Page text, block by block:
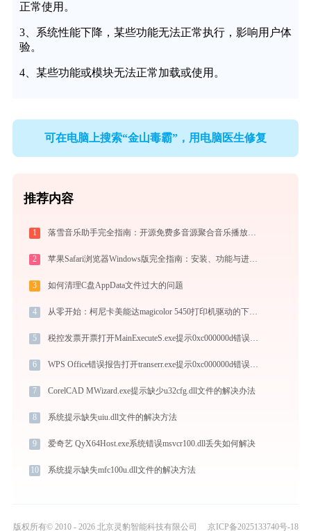
正常使用。
3、系统性能下降，某些功能无法正常执行，影响用户体
验。
4、某些功能或模块无法正常加载或使用。
可在电脑上搜索“金山毒霸”，用电脑医生修复
推荐内容
1 落雪音乐助手完全指南：开源免费多音源聚合音乐播放器的安装、配置与使用技巧（2026最新）
2 苹果Safari浏览器Windows版完全指南：安装、功能与进阶使用技巧全攻略（2026最新）
3 如何清理C盘AppData文件过大的问题
4 从零开始：柯尼卡美能达magicolor 5450打印机驱动的下载及安装流程
5 税控发票开票打开MainExecuteS.exe提示0xc000000d错误码怎么办
6 WPS Office错误报告打开transerr.exe提示0xc000000d错误码怎么办
7 CorelCAD MWizard.exe提示缺少u32cfg.dll文件的解决办法
8 系统提示缺失uiu.dll文件的解决方法
9 爱奇艺 QyX64Host.exe系统错误msvcr100.dll丢失如何解决
10 系统提示缺失mfc100u.dll文件的解决方法
版权所有© 2010 - 2026 北京灵豹智能科技有限公司 京ICP备2025133740号-18